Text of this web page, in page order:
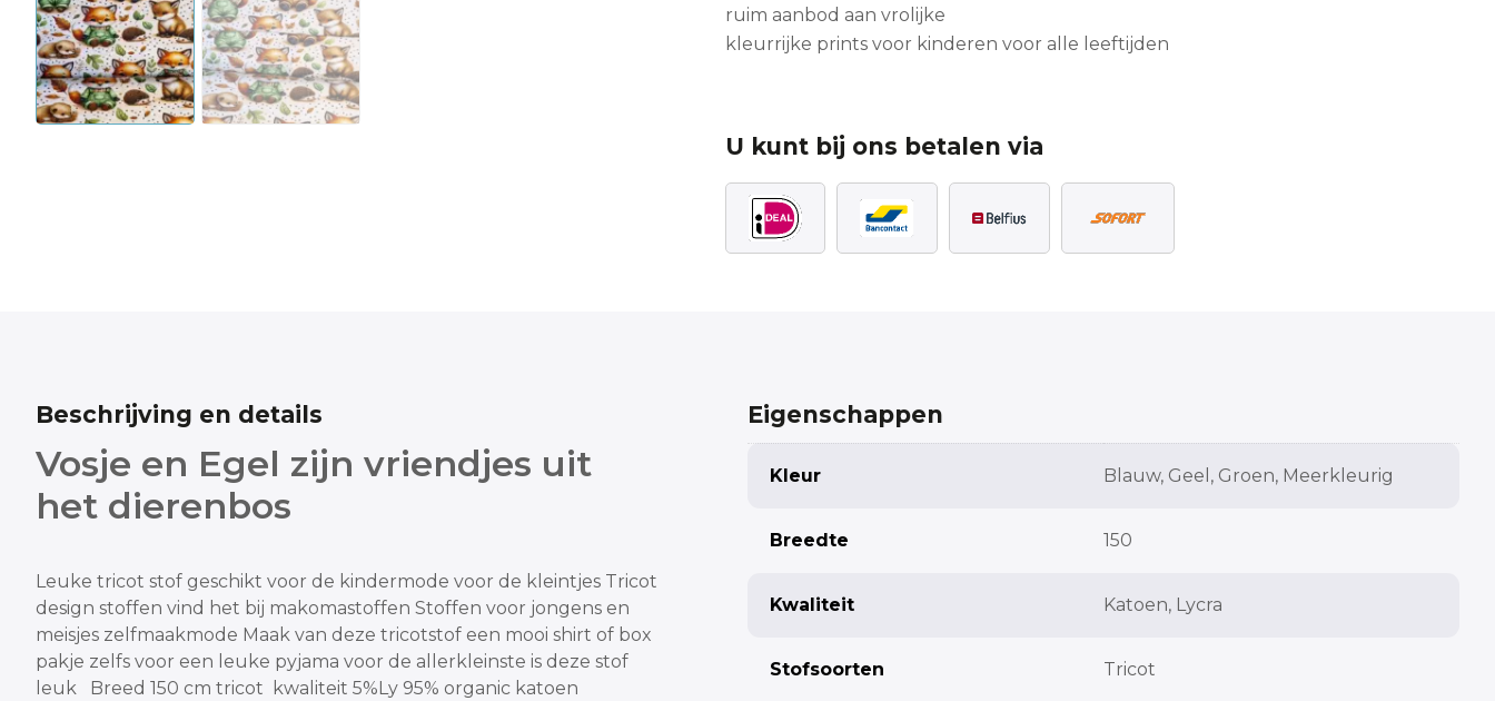
ruim aanbod aan vrolijke
kleurrijke prints voor kinderen voor alle leeftijden
U kunt bij ons betalen via
Beschrijving en details
Vosje en Egel zijn vriendjes uit
het dierenbos
Leuke tricot stof geschikt voor de kindermode voor de kleintjes Tricot
design stoffen vind het bij makomastoffen Stoffen voor jongens en
meisjes zelfmaakmode Maak van deze tricotstof een mooi shirt of box
pakje zelfs voor een leuke pyjama voor de allerkleinste is deze stof
leuk
Breed 150 cm tricot kwaliteit 5%Ly 95% organic katoen
Eigenschappen
Kleur Blauw, Geel, Groen, Meerkleurig
Breedte 150
Kwaliteit Katoen, Lycra
Stofsoorten Tricot